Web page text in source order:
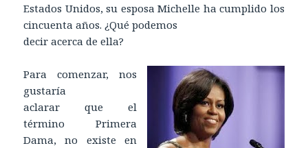
Estados Unidos, su esposa Michelle ha cumplido los
cincuenta años. ¿Qué podemos
decir acerca de ella?
Para comenzar, nos
gustaría
aclarar que el
término Primera
Dama, no existe en